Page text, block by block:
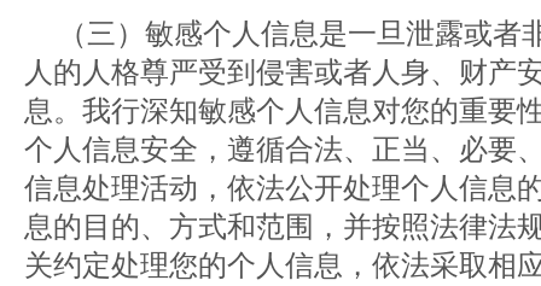
（三）敏感个人信息是一旦泄露或
人的人格尊严受到侵害或者人身、财产
息。我行深知敏感个人信息对您的重要
个人信息安全，遵循合法、正当、必要
信息处理活动，依法公开处理个人信息
息的目的、方式和范围，并按照法律法
关约定处理您的个人信息，依法采取相